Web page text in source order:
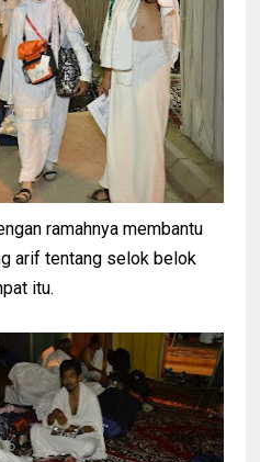
ramahnya membantu
arif tentang selok belok
itu.